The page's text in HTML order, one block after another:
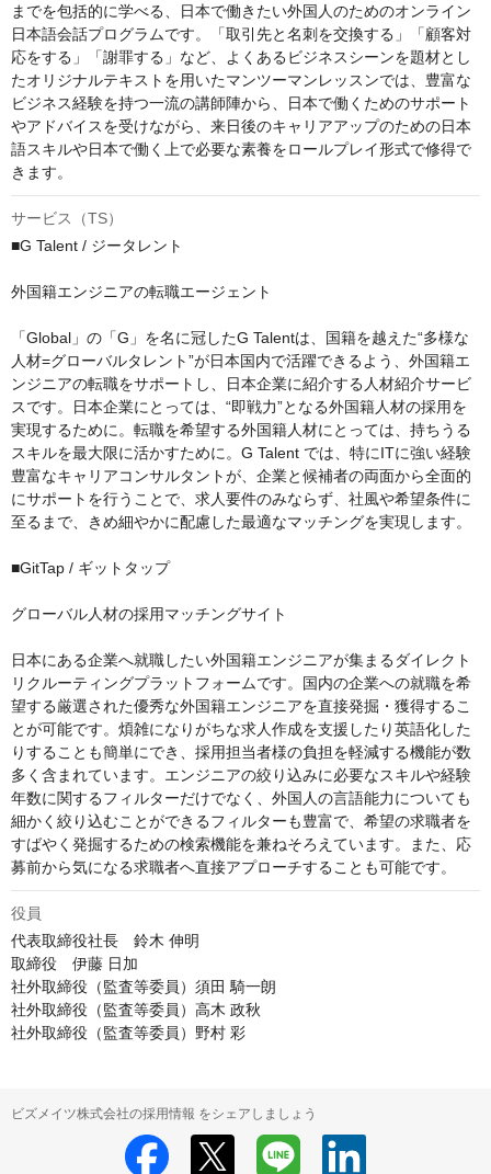
までを包括的に学べる、日本で働きたい外国人のためのオンライン
日本語会話プログラムです。「取引先と名刺を交換する」「顧客対
応をする」「謝罪する」など、よくあるビジネスシーンを題材とし
たオリジナルテキストを用いたマンツーマンレッスンでは、豊富な
ビジネス経験を持つ一流の講師陣から、日本で働くためのサポート
やアドバイスを受けながら、来日後のキャリアアップのための日本
語スキルや日本で働く上で必要な素養をロールプレイ形式で修得で
サービス（TS）
■G Talent / ジータレント
外国籍エンジニアの転職エージェント
「Global」の「G」を名に冠したG Talentは、国籍を越えた“多様な
人材=グローバルタレント”が日本国内で活躍できるよう、外国籍エ
ンジニアの転職をサポートし、日本企業に紹介する人材紹介サービ
スです。日本企業にとっては、“即戦力”となる外国籍人材の採用を
実現するために。転職を希望する外国籍人材にとっては、持ちうる
スキルを最大限に活かすために。G Talent では、特にITに強い経験
豊富なキャリアコンサルタントが、企業と候補者の両面から全面的
にサポートを行うことで、求人要件のみならず、社風や希望条件に
至るまで、きめ細やかに配慮した最適なマッチングを実現します。
■GitTap / ギットタップ
グローバル人材の採用マッチングサイト
日本にある企業へ就職したい外国籍エンジニアが集まるダイレクト
リクルーティングプラットフォームです。国内の企業への就職を希
望する厳選された優秀な外国籍エンジニアを直接発掘・獲得するこ
とが可能です。煩雑になりがちな求人作成を支援したり英語化した
りすることも簡単にでき、採用担当者様の負担を軽減する機能が数
多く含まれています。エンジニアの絞り込みに必要なスキルや経験
年数に関するフィルターだけでなく、外国人の言語能力についても
細かく絞り込むことができるフィルターも豊富で、希望の求職者を
すばやく発掘するための検索機能を兼ねそろえています。また、応
募前から気になる求職者へ直接アプローチすることも可能です。
役員
代表取締役社長　鈴木 伸明
取締役　伊藤 日加
社外取締役（監査等委員）須田 騎一朗
社外取締役（監査等委員）高木 政秋
社外取締役（監査等委員）野村 彩
ビズメイツ株式会社の採用情報 をシェアしましょう